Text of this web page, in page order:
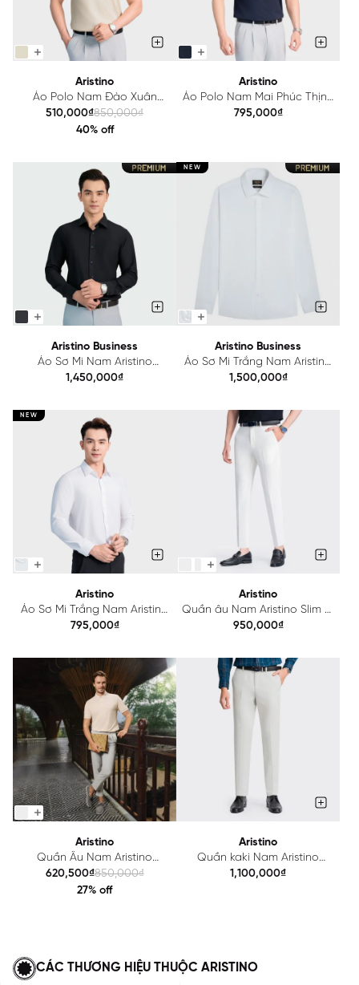
Aristino
Áo Polo Nam Đào Xuân
Aristino Fiero APS003AZ1
510,000₫850,000₫
40% off
Aristino
Áo Polo Nam Mai Phúc Thịnh
Vượng Aristino APS004AZ1
795,000₫
Aristino Business
Áo Sơ Mi Nam Aristino
Business 1LS1280Z
1,450,000₫
NEW
Aristino Business
Áo Sơ Mi Trắng Nam Aristino
Business Regular Fit 1LS1350Z1
1,500,000₫
NEW
Aristino
Áo Sơ Mi Trắng Nam Aristino
Slim Fit ALS2290Z2
795,000₫
Aristino
Quần âu Nam Aristino Slim fit
ATR0420Z
950,000₫
Aristino
Quần Âu Nam Aristino
Tapered Fit ATR0320Z
620,500₫850,000₫
27% off
Aristino
Quần kaki Nam Aristino
Cotton AKK0090Z
1,100,000₫
CÁC THƯƠNG HIỆU THUỘC ARISTINO